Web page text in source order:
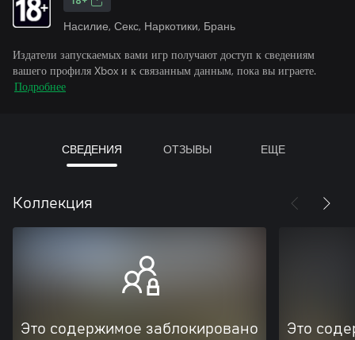
Насилие, Секс, Наркотики, Брань
Издатели запускаемых вами игр получают доступ к сведениям
вашего профиля Xbox и к связанным данным, пока вы играете.
Подробнее
СВЕДЕНИЯ ОТЗЫВЫ ЕЩЕ
Коллекция
Это содержимое заблокировано Это